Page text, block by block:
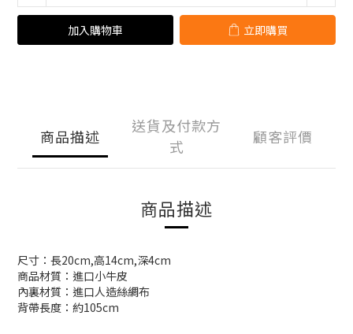
加入購物車 立即購買
商品描述
送貨及付款方
式
顧客評價
商品描述
尺寸：長20cm,高14cm,深4cm
商品材質：進口小牛皮
內裏材質：進口人造絲綢布
背帶長度：約105cm